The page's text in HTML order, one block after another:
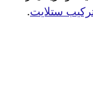
ستلايت.